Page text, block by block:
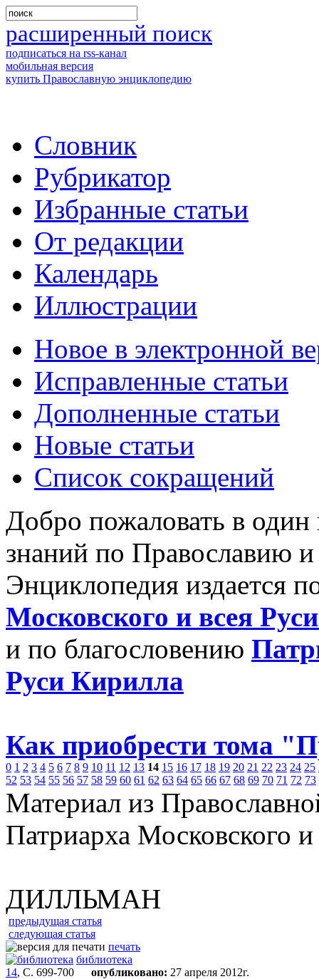
расширенный поиск
подписаться на rss-канал
мобильная версия
купить Православную энциклопедию
Словник
Рубрикатор
Избранные статьи
От редакции
Календарь
Иллюстрации
Новое в электронной
Исправленные статьи
Дополненные статьи
Новые статьи
Список сокращений
Добро пожаловать в
знаний по Православию
Энциклопедия издается
Московского и всея
и по благословению
Руси Кирилла
Как приобрести тома
0 1 2 3 4 5 6 7 8 9 10 11 12 13 14 15 16 17 18 19 20 21 22 23 24 25
52 53 54 55 56 57 58 59 60 61 62 63 64 65 66 67 68 69 70 71 72 73
Материал из
Патриарха Московского
ДИЛЛЬМАН
предыдущая статья
следующая статья
печать
библиотека
14, С. 699-700 опубликовано: 27 апреля 2012г.